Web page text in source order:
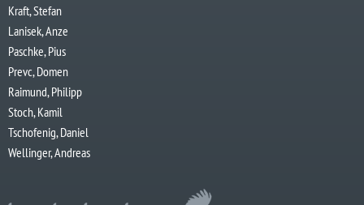
Kraft, Stefan
Lanisek, Anze
Paschke, Pius
Prevc, Domen
Raimund, Philipp
Stoch, Kamil
Tschofenig, Daniel
Wellinger, Andreas